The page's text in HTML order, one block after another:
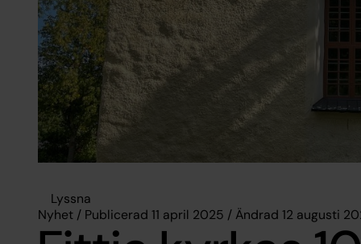
Lyssna
Nyhet / Publicerad 11 april 2025 / Ändrad 12 augusti